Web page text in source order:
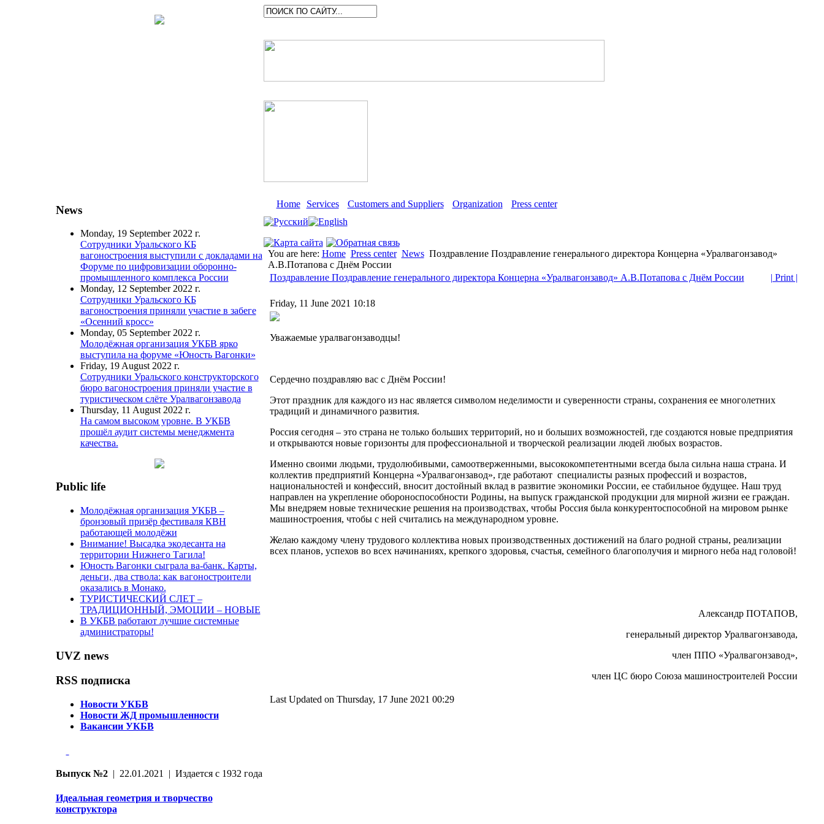
News
Monday, 19 September 2022 г.
Сотрудники Уральского КБ
вагоностроения выступили с докладами на
Форуме по цифровизации оборонно-
промышленного комплекса России
Monday, 12 September 2022 г.
Сотрудники Уральского КБ
вагоностроения приняли участие в забеге
«Осенний кросс»
Monday, 05 September 2022 г.
Молодёжная организация УКБВ ярко
выступила на форуме «Юность Вагонки»
Friday, 19 August 2022 г.
Сотрудники Уральского конструкторского
бюро вагоностроения приняли участие в
туристическом слёте Уралвагонзавода
Thursday, 11 August 2022 г.
На самом высоком уровне. В УКБВ
прошёл аудит системы менеджмента
качества.
Public life
Молодёжная организация УКБВ –
бронзовый призёр фестиваля КВН
работающей молодёжи
Внимание! Высадка экодесанта на
территории Нижнего Тагила!
Юность Вагонки сыграла ва-банк. Карты,
деньги, два ствола: как вагоностроители
оказались в Монако.
ТУРИСТИЧЕСКИЙ СЛЕТ –
ТРАДИЦИОННЫЙ, ЭМОЦИИ – НОВЫЕ
В УКБВ работают лучшие системные
администраторы!
UVZ news
RSS подписка
Новости УКБВ
Новости ЖД промышленности
Вакансии УКБВ
Выпуск №2| 22.01.2021 | Издается с 1932 года
Идеальная геометрия и творчество
конструктора
Home Services Customers and Suppliers Organization Press center
You are here: Home Press center News Поздравление Поздравление генерального директора Концерна «Уралвагонзавод»
А.В.Потапова с Днём России
Поздравление Поздравление генерального директора Концерна «Уралвагонзавод» А.В.Потапова с Днём России
| Print |
Friday, 11 June 2021 10:18
Уважаемые уралвагонзаводцы!
Сердечно поздравляю вас с Днём России!
Этот праздник для каждого из нас является символом неделимости и суверенности страны, сохранения ее многолетних
традиций и динамичного развития.
Россия сегодня – это страна не только больших территорий, но и больших возможностей, где создаются новые предприятия
и открываются новые горизонты для профессиональной и творческой реализации людей любых возрастов.
Именно своими людьми, трудолюбивыми, самоотверженными, высококомпетентными всегда была сильна наша страна. И
коллектив предприятий Концерна «Уралвагонзавод», где работают специалисты разных профессий и возрастов,
национальностей и конфессий, вносит достойный вклад в развитие экономики России, ее стабильное будущее. Наш труд
направлен на укрепление обороноспособности Родины, на выпуск гражданской продукции для мирной жизни ее граждан.
Мы внедряем новые технические решения на производствах, чтобы Россия была конкурентоспособной на мировом рынке
машиностроения, чтобы с ней считались на международном уровне.
Желаю каждому члену трудового коллектива новых производственных достижений на благо родной страны, реализации
всех планов, успехов во всех начинаниях, крепкого здоровья, счастья, семейного благополучия и мирного неба над головой!
Александр ПОТАПОВ,
генеральный директор Уралвагонзавода,
член ППО «Уралвагонзавод»,
член ЦС бюро Союза машиностроителей России
Last Updated on Thursday, 17 June 2021 00:29